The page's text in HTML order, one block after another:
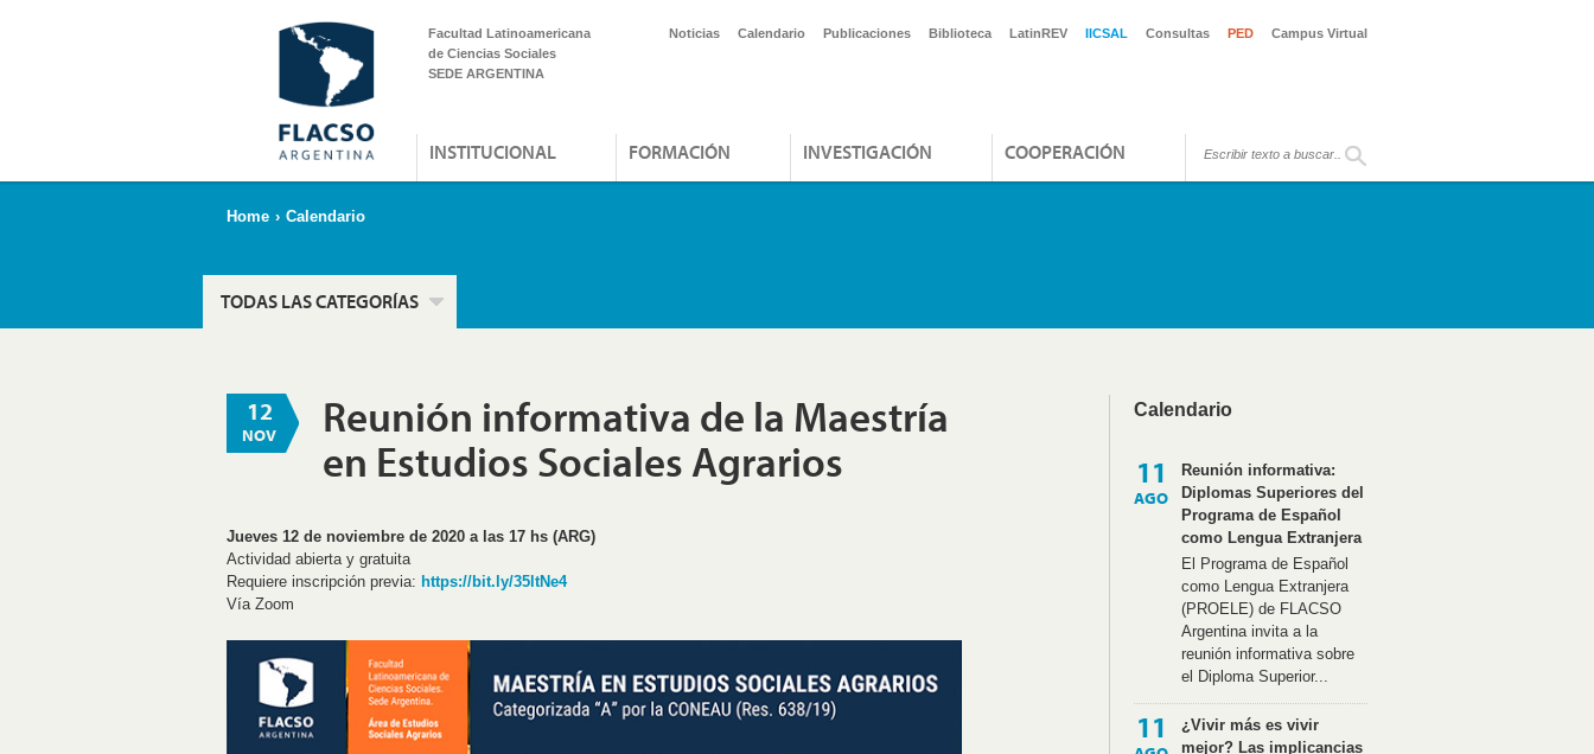
Facultad Latinoamericana
de Ciencias Sociales
SEDE ARGENTINA
Noticias Calendario Publicaciones Biblioteca LatinREV IICSAL Consultas PED Campus Virtual
INSTITUCIONAL FORMACIÓN INVESTIGACIÓN COOPERACIÓN
Home › Calendario
TODAS LAS CATEGORÍAS
12
NOV
Reunión informativa de la Maestría
en Estudios Sociales Agrarios
Jueves 12 de noviembre de 2020 a las 17 hs (ARG)
Actividad abierta y gratuita
Requiere inscripción previa: https://bit.ly/35ltNe4
Vía Zoom
Calendario
11
AGO
Reunión informativa:
Diplomas Superiores del
Programa de Español
como Lengua Extranjera
El Programa de Español
como Lengua Extranjera
(PROELE) de FLACSO
Argentina invita a la
reunión informativa sobre
el Diploma Superior...
11
¿Vivir más es vivir
mejor? Las implicancias